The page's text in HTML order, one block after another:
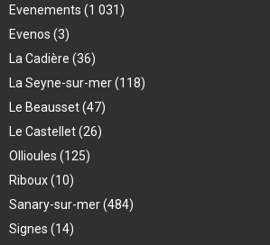
Evenements (1 031)
Evenos (3)
La Cadière (36)
La Seyne-sur-mer(118)
Le Beausset(47)
Le Castellet(26)
Ollioules (125)
Riboux(10)
Sanary-sur-mer(484)
Signes (14)